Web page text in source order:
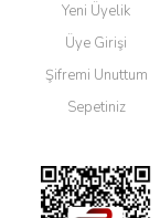
Yeni Üyelik
Üye Girişi
Şifremi Unuttum
Sepetiniz